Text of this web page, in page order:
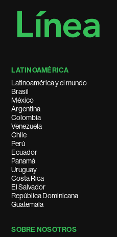
LATINOAMÉRICA
Latinoamérica y el mundo
Brasil
México
Argentina
Colombia
Venezuela
Chile
Perú
Ecuador
Panamá
Uruguay
Costa Rica
El Salvador
República Dominicana
Guatemala
SOBRE NOSOTROS